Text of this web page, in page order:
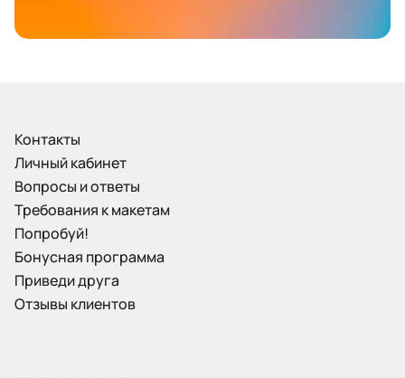
Контакты
Личный кабинет
Вопросы и ответы
Требования к макетам
Попробуй!
Бонусная программа
Приведи друга
Отзывы клиентов